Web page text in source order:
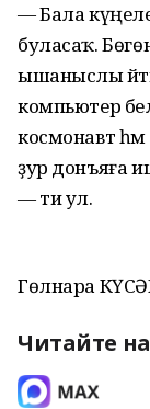
— Бала
буласаҡ. Бөгөн
ышаныслы
компьютер
космонавт
ҙур донъяға
— ти ул.
Гөлнара
Читайте